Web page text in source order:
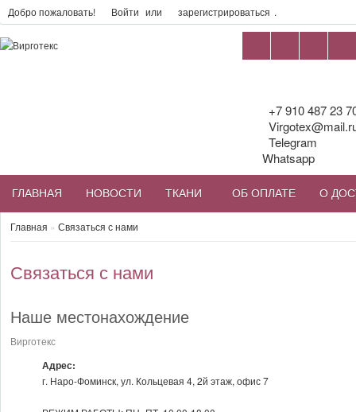
Добро пожаловать! Войти или зарегистрироваться .
+7 910 487 23
Telegram
Whatsapp
ГЛАВНАЯ НОВОСТИ ТКАНИ ОБ ОПЛАТЕ О
Главная » Связаться с нами
Связаться с нами
Наше местонахождение
Вирготекс
Адрес:
г. Наро-Фоминск, ул. Кольцевая 4, 2й этаж, офис 7